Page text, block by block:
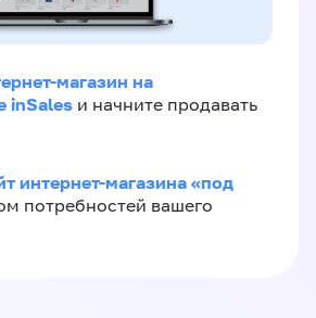
магазин на
inSales и начните продавать
интернет-магазина «под
потребностей вашего